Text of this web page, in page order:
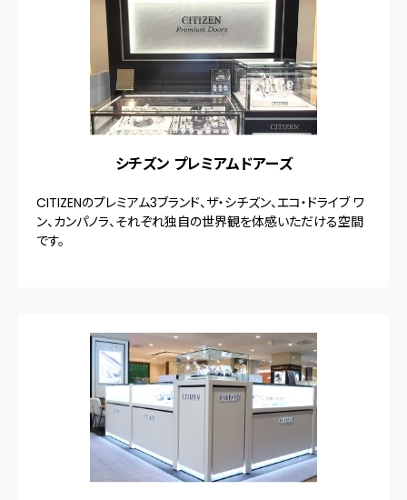
シチズン プレミアムドアーズ
CITIZENのプレミアム3ブランド、ザ・シチズン、エコ・ドライブ ワ
ン、カンパノラ、それぞれ独自の世界観を体感いただける空間
です。